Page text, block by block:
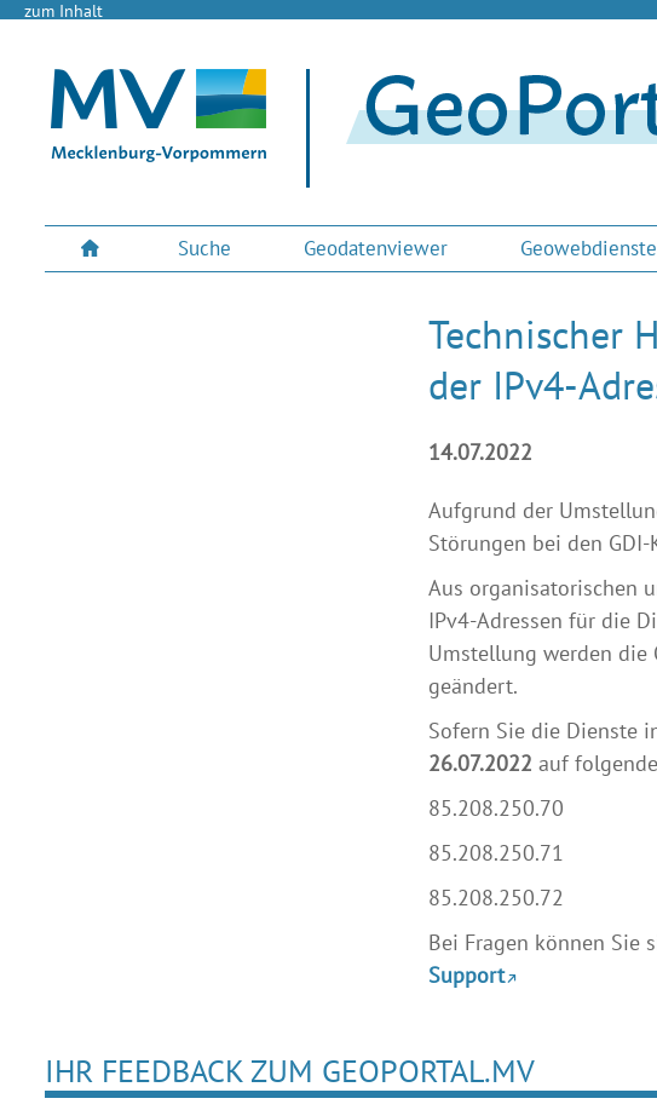
zum Inhalt
Suche Geodatenviewer Geowebdienste
Technischer
der IPv4-
14.07.2022
Aufgrund der
Störungen bei den
Aus organisatorischen
IPv4-Adressen für die
Umstellung werden die
geändert.
Sofern Sie die Dienste
26.07.2022 auf
85.208.250.70
85.208.250.71
85.208.250.72
Bei Fragen können Sie
Support
IHR FEEDBACK ZUM GEOPORTAL.MV